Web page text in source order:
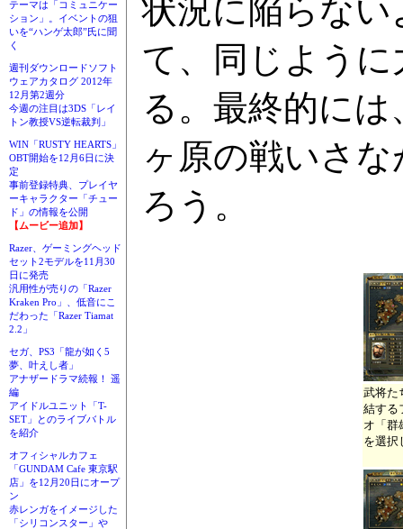
テーマは「コミュニケー
ション」。イベントの狙
いを“ハンゲ太郎”氏に聞
く
週刊ダウンロードソフト
ウェアカタログ 2012年
12月第2週分
今週の注目は3DS「レイ
トン教授VS逆転裁判」
WIN「RUSTY HEARTS」
OBT開始を12月6日に決
定
事前登録特典、プレイヤ
ーキャラクター「チュー
ド」の情報を公開
【ムービー追加】
Razer、ゲーミングヘッド
セット2モデルを11月30
日に発売
汎用性が売りの「Razer
Kraken Pro」、低音にこ
だわった「Razer Tiamat
2.2」
セガ、PS3「龍が如く5
夢、叶えし者」
アナザードラマ続報！ 遥
編
アイドルユニット「T-
SET」とのライブバトル
を紹介
オフィシャルカフェ
「GUNDAM Cafe 東京駅
店」を12月20日にオープ
ン
赤レンガをイメージした
「シリコンスター」や
状況に陥らな
て、同じよう
る。最終的に
ヶ原の戦いさ
ろう。
武将た
結する
オ「群
を選択